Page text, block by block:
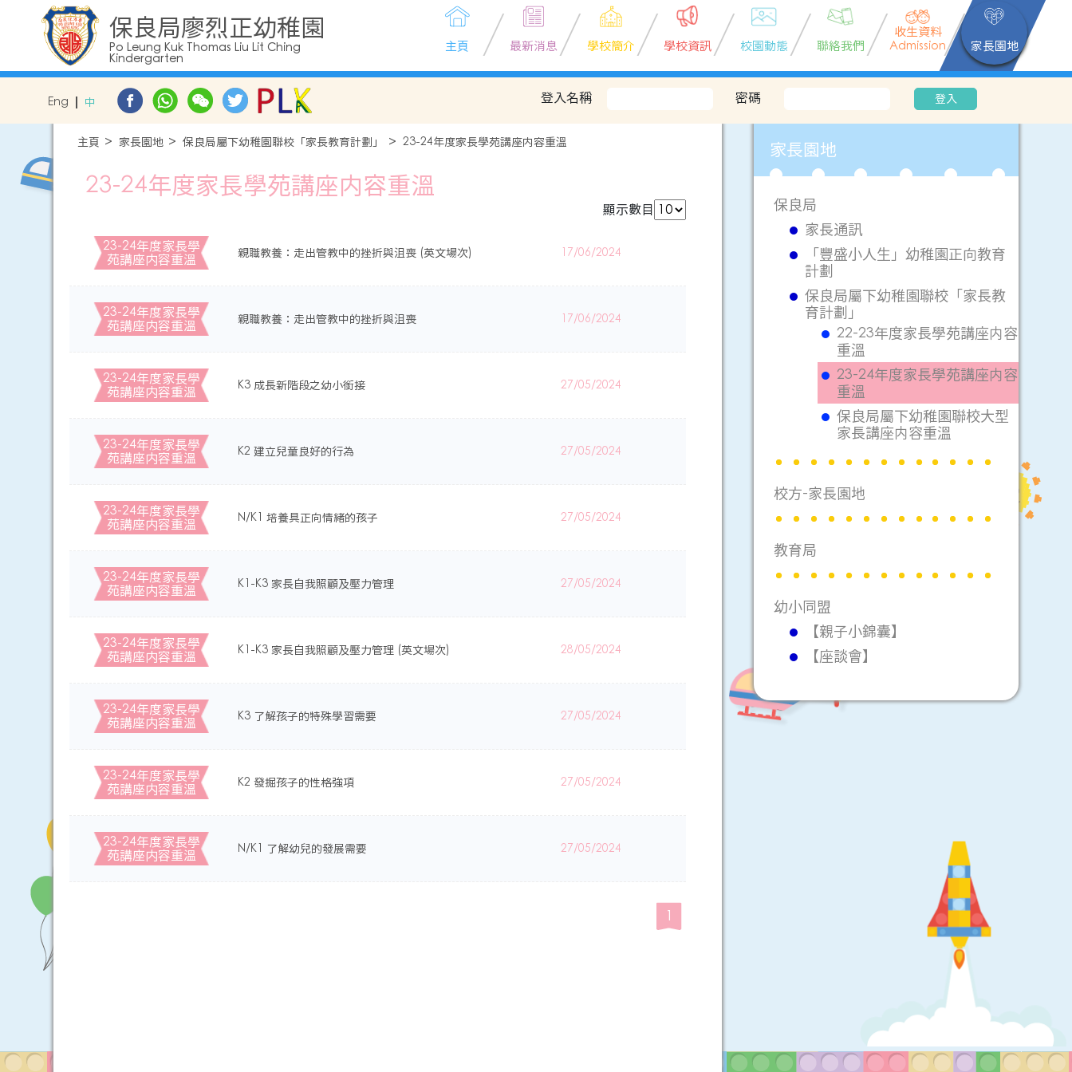
保良局廖烈正幼稚園
Po Leung Kuk Thomas Liu Lit Ching
Kindergarten
主頁 最新消息 學校簡介 學校資訊 校園動態 聯絡我們
收生資料
Admission
家長園地
Eng 中 登入名稱 密碼 登入
主頁 家長園地 保良局屬下幼稚園聯校「家長教育計劃」 23-24年度家長學苑講座内容重溫
23-24年度家長學苑講座内容重溫
顯示數目
23-24年度家長學
苑講座内容重溫 親職教養：走出管教中的挫折與沮喪 (英文場次) 17/06/2024
23-24年度家長學
苑講座内容重溫 親職教養：走出管教中的挫折與沮喪 17/06/2024
23-24年度家長學
苑講座内容重溫 K3 成長新階段之幼小銜接 27/05/2024
23-24年度家長學
苑講座内容重溫 K2 建立兒童良好的行為 27/05/2024
23-24年度家長學
苑講座内容重溫 N/K1 培養具正向情緒的孩子 27/05/2024
23-24年度家長學
苑講座内容重溫 K1-K3 家長自我照顧及壓力管理 27/05/2024
23-24年度家長學
苑講座内容重溫 K1-K3 家長自我照顧及壓力管理 (英文場次) 28/05/2024
23-24年度家長學
苑講座内容重溫 K3 了解孩子的特殊學習需要 27/05/2024
23-24年度家長學
苑講座内容重溫 K2 發掘孩子的性格強項 27/05/2024
23-24年度家長學
苑講座内容重溫 N/K1 了解幼兒的發展需要 27/05/2024
1
家長園地
保良局
家長通訊
「豐盛小人生」幼稚園正向教育
計劃
保良局屬下幼稚園聯校「家長教
育計劃」
22-23年度家長學苑講座内容
重溫
23-24年度家長學苑講座内容
重溫
保良局屬下幼稚園聯校大型
家長講座内容重溫
校方-家長園地
教育局
幼小同盟
【親子小錦囊】
【座談會】